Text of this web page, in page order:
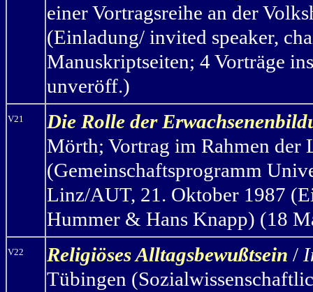
einer Vortragsreihe an der
(Einladung/ invited speaker,
Manuskriptseiten; 4 Vorträge
unveröff.)
V21
Die Rolle der
Mörth; Vortrag im Rahmen der
(Gemeinschaftsprogramm
Linz/AUT, 21. Oktober 1987
Hummer & Hans Knapp) (18
V22 Religiöses Alltagsbewußtsein /
Tübingen